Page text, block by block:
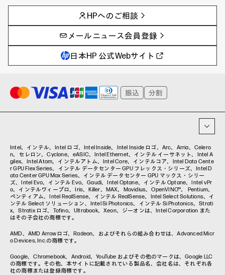
AIの進化と活用事例
製品トレンド & レビュー
教育とテクノロジー
ハイブリッドワーク
プリンター
事例
イベントレポート
AIワークステーション
Poly
WXP（DEXツール）
タグ一覧
HPへのご相談
メールニュース会員登録
日本HP 公式Webサイト
Intel、インテル、Intel ロゴ、Intel Inside、Intel Inside ロゴ、Arc、Arria、Celero
n、セレロン、Cyclone、eASIC、Intel Ethernet、インテル イーサネット、Intel A
gilex、Intel Atom、インテルアトム、Intel Core、インテルコア、Intel Data Cente
r GPU Flex Series、インテル データセンター GPU フレックス・シリーズ、Intel D
ata Center GPU Max Series、インテル データセンター GPU マックス・シリー
ズ、Intel Evo、インテル Evo、Gaudi、Intel Optane、インテル Optane、Intel vPr
o、インテルヴィープロ、Iris、Killer、MAX、Movidius、OpenVINO™、 Pentium、
ペンティアム、Intel RealSense、インテル RealSense、Intel Select Solutions、イ
ンテル Select ソリューション、Intel Si Photonics、インテル Si Photonics、Strati
x、Stratix ロゴ、Tofino、Ultrabook、Xeon、ジーオンは、Intel Corporation また
はその子会社の商標です。
AMD、AMD Arrowロゴ、Radeon、およびそれらの組み合わせは、Advanced Micr
o Devices, Inc.の商標です。
Google、Chromebook、Android、YouTube およびその他のマークは、Google LLC
の商標です。その他、本サイトに記載されている製品名、会社名は、それぞれ各
社の商標または登録商標です。